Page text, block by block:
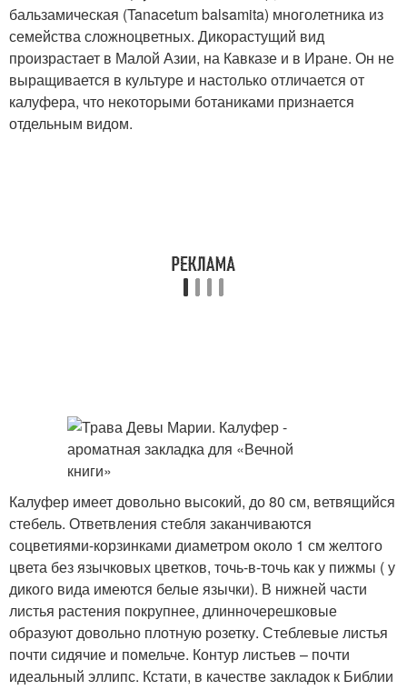
бальзамическая (Tanacetum balsamita) многолетника из
семейства сложноцветных. Дикорастущий вид
произрастает в Малой Азии, на Кавказе и в Иране. Он не
выращивается в культуре и настолько отличается от
калуфера, что некоторыми ботаниками признается
отдельным видом.
Калуфер имеет довольно высокий, до 80 см, ветвящийся
стебель. Ответвления стебля заканчиваются
соцветиями-корзинками диаметром около 1 см желтого
цвета без язычковых цветков, точь-в-точь как у пижмы ( у
дикого вида имеются белые язычки). В нижней части
листья растения покрупнее, длинночерешковые
образуют довольно плотную розетку. Стеблевые листья
почти сидячие и помельче. Контур листьев – почти
идеальный эллипс. Кстати, в качестве закладок к Библии